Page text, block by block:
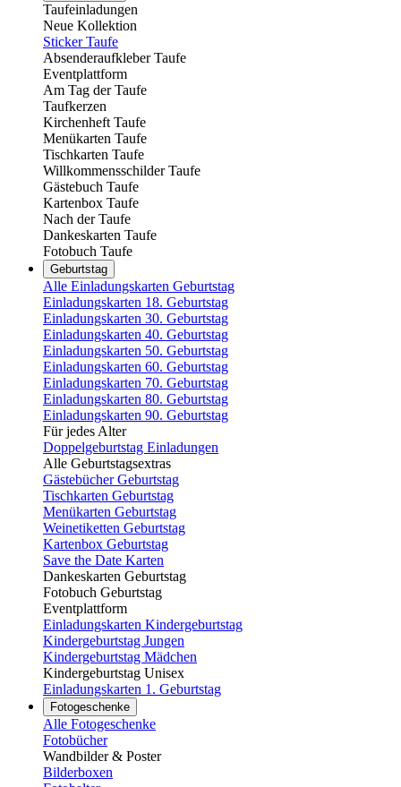
Taufeinladungen
Neue Kollektion
Sticker Taufe
Absenderaufkleber Taufe
Eventplattform
Am Tag der Taufe
Taufkerzen
Kirchenheft Taufe
Menükarten Taufe
Tischkarten Taufe
Willkommensschilder Taufe
Gästebuch Taufe
Kartenbox Taufe
Nach der Taufe
Dankeskarten Taufe
Fotobuch Taufe
Geburtstag
Alle Einladungskarten Geburtstag
Einladungskarten 18. Geburtstag
Einladungskarten 30. Geburtstag
Einladungskarten 40. Geburtstag
Einladungskarten 50. Geburtstag
Einladungskarten 60. Geburtstag
Einladungskarten 70. Geburtstag
Einladungskarten 80. Geburtstag
Einladungskarten 90. Geburtstag
Für jedes Alter
Doppelgeburtstag Einladungen
Alle Geburtstagsextras
Gästebücher Geburtstag
Tischkarten Geburtstag
Menükarten Geburtstag
Weinetiketten Geburtstag
Kartenbox Geburtstag
Save the Date Karten
Dankeskarten Geburtstag
Fotobuch Geburtstag
Eventplattform
Einladungskarten Kindergeburtstag
Kindergeburtstag Jungen
Kindergeburtstag Mädchen
Kindergeburtstag Unisex
Einladungskarten 1. Geburtstag
Fotogeschenke
Alle Fotogeschenke
Fotobücher
Wandbilder & Poster
Bilderboxen